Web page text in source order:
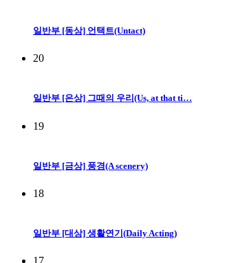
일반부 [동상] 언택트(Untact)
20
일반부 [은상] 그때의 우리(Us, at that ti…
19
일반부 [금상] 풍경(A scenery)
18
일반부 [대상] 생활연기(Daily Acting)